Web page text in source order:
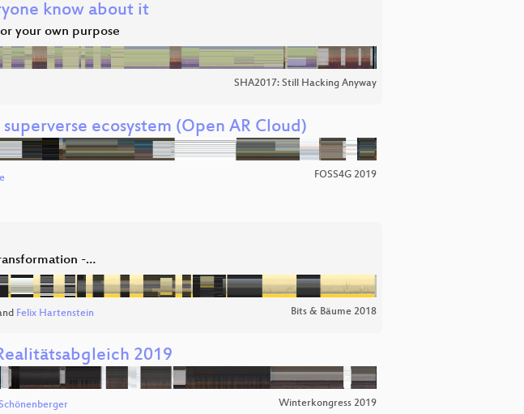
know about it
your own purpose
SHA2017: Still Hacking Anyway
ecosystem (Open AR Cloud)
FOSS4G 2019
-…
Felix Hartenstein Bits & Bäume 2018
2019
Winterkongress 2019